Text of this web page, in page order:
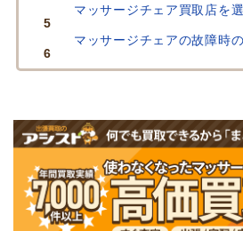
マッサージチェア買取店を
マッサージチェアの故障時